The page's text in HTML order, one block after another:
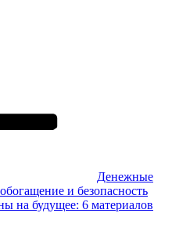
Денежные
и безопасность
на будущее: 6 материалов